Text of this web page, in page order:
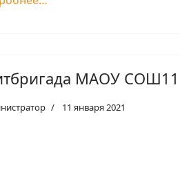
МАОУ СОШ11
11 января 2021